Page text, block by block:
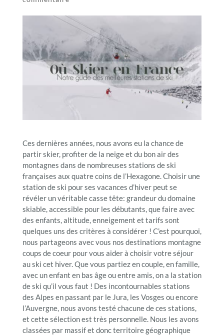
Ces dernières années, nous avons eu la chance de
partir skier, profiter de la neige et du bon air des
montagnes dans de nombreuses stations de ski
françaises aux quatre coins de l’Hexagone. Choisir une
station de ski pour ses vacances d’hiver peut se
révéler un véritable casse tête: grandeur du domaine
skiable, accessible pour les débutants, que faire avec
des enfants, altitude, enneigement et tarifs sont
quelques uns des critères à considérer ! C’est pourquoi,
nous partageons avec vous nos destinations montagne
coups de coeur pour vous aider à choisir votre séjour
au ski cet hiver. Que vous partiez en couple, en famille,
avec un enfant en bas âge ou entre amis, on a la station
de ski qu’il vous faut ! Des incontournables stations
des Alpes en passant par le Jura, les Vosges ou encore
l’Auvergne, nous avons testé chacune de ces stations,
et cette sélection est très personnelle. Nous les avons
classées par massif et donc territoire géographique